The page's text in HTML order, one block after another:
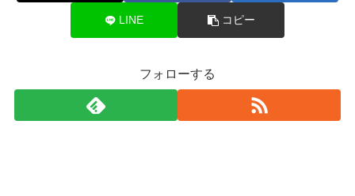
LINE コピー
フォローする